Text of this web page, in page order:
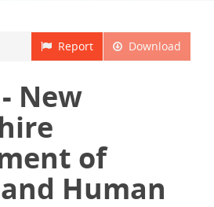
Download
Report
New
of
Human